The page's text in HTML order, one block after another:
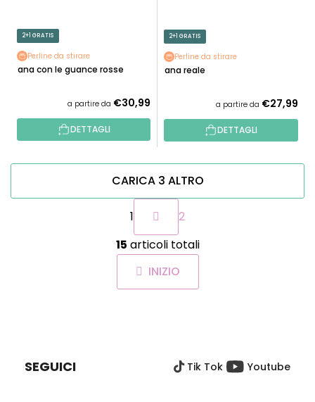
2+1 GRATIS
Perline da stirare
Rana con le guance rosse
a partire da €30,99
DETTAGLI
2+1 GRATIS
Perline da stirare
Rana reale
a partire da €27,99
DETTAGLI
C
o
n
t
r
CARICA 3 ALTRO
P
a
g
i
n
a
z
1
2
15 articoli totali
INIZIO
SEGUICI Tik Tok Youtube